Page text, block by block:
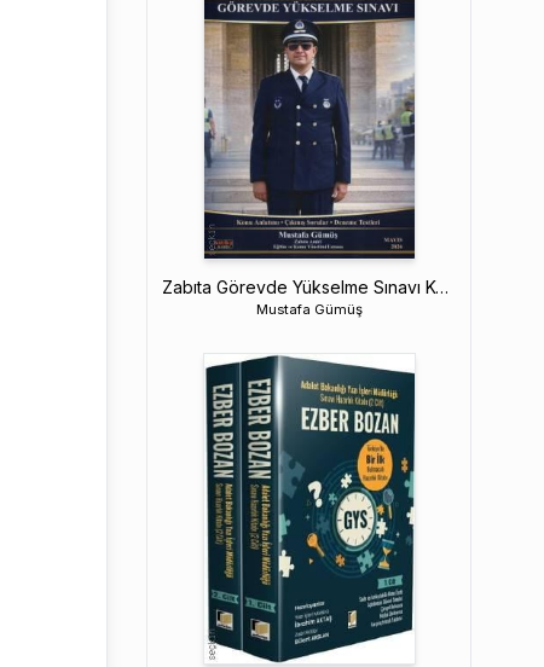
Zabıta Görevde Yükselme Sınavı Konu Anlatımı
Mustafa Gümüş